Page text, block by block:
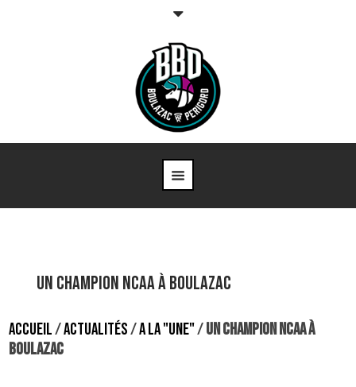
UN CHAMPION NCAA À BOULAZAC
ACCUEIL/ACTUALITÉS/A LA "UNE"/UN CHAMPION NCAA À
BOULAZAC